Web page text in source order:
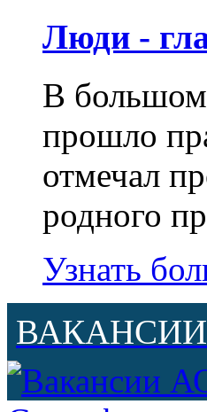
Люди -
В большом
прошло
отмечал
родного
Узнать